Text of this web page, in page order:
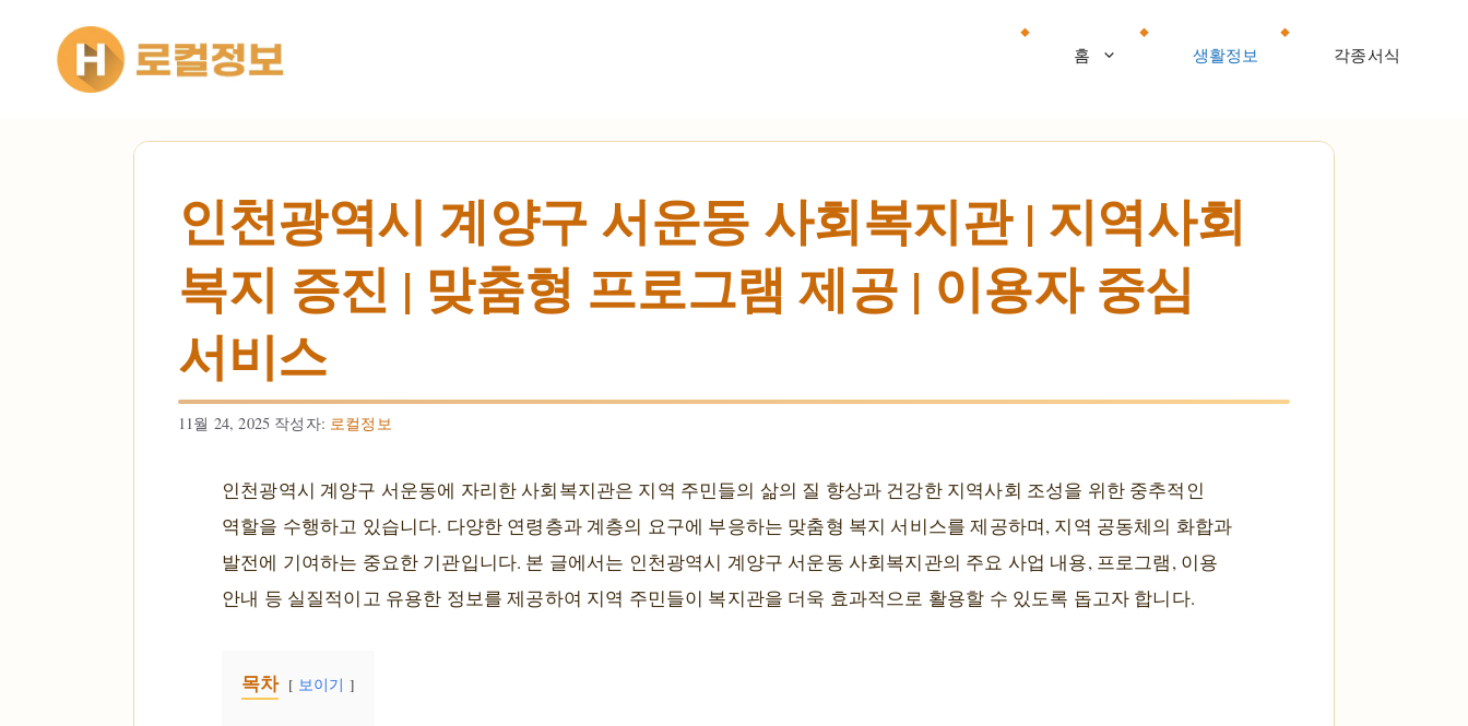
건너뛰기
홈 생활정보 각종서식
인천광역시 계양구 서운동 사회복지관 | 지역사회
복지 증진 | 맞춤형 프로그램 제공 | 이용자 중심
서비스
11월 24, 2025 작성자: 로컬정보
인천광역시 계양구 서운동에 자리한 사회복지관은 지역 주민들의 삶의 질 향상과 건강한 지역사회 조성을 위한 중추적인
역할을 수행하고 있습니다. 다양한 연령층과 계층의 요구에 부응하는 맞춤형 복지 서비스를 제공하며, 지역 공동체의 화합과
발전에 기여하는 중요한 기관입니다. 본 글에서는 인천광역시 계양구 서운동 사회복지관의 주요 사업 내용, 프로그램, 이용
안내 등 실질적이고 유용한 정보를 제공하여 지역 주민들이 복지관을 더욱 효과적으로 활용할 수 있도록 돕고자 합니다.
목차 보이기